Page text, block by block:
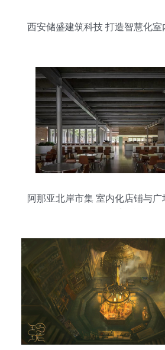
西安储盛建筑科技 打造智慧化
阿那亚北岸市集 室内化店铺与广